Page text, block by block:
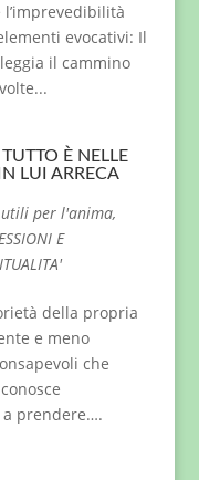
evocativi: Il
il cammino
È NELLE
LUI ARRECA
utili per l'anima,
E
della propria
e meno
che
a prendere….